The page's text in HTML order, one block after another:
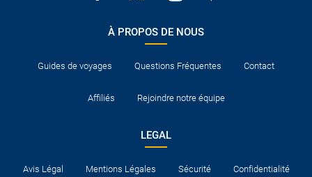
À PROPOS DE NOUS
Guides de voyages Questions Fréquentes Contact
Affiliés Rejoindre notre équipe
LEGAL
Avis Légal Mentions Légales Sécurité Confidentialité